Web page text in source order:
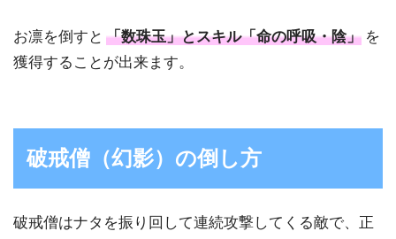
お凛を倒すと 「数珠玉」とスキル「命の呼吸・陰」 を
獲得することが出来ます。
破戒僧（幻影）の倒し方
破戒僧はナタを振り回して連続攻撃してくる敵で、正